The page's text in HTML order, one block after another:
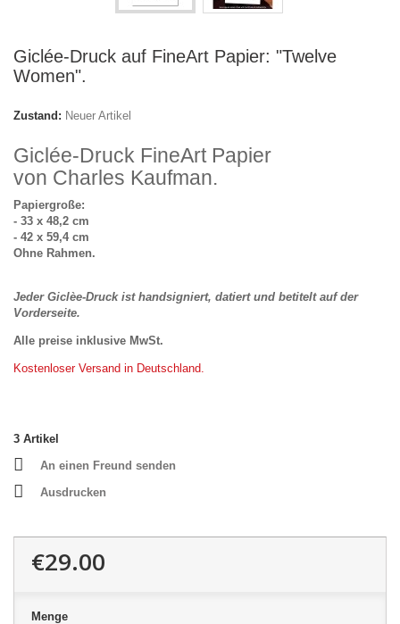
Giclée-Druck auf FineArt Papier: "Twelve
Women".
Zustand: Neuer Artikel
Giclée-Druck FineArt Papier
von Charles Kaufman.
Papiergroße:
- 33 x 48,2 cm
- 42 x 59,4 cm
Ohne Rahmen.
Jeder Giclèe-Druck ist handsigniert, datiert und betitelt auf der
Vorderseite.
Alle preise inklusive MwSt.
Kostenloser Versand in Deutschland.
3 Artikel
An einen Freund senden
Ausdrucken
€29.00
Menge